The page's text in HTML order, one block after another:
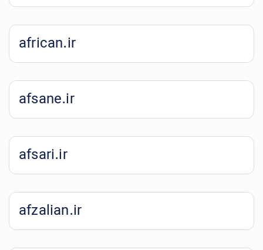
african.ir
afsane.ir
afsari.ir
afzalian.ir